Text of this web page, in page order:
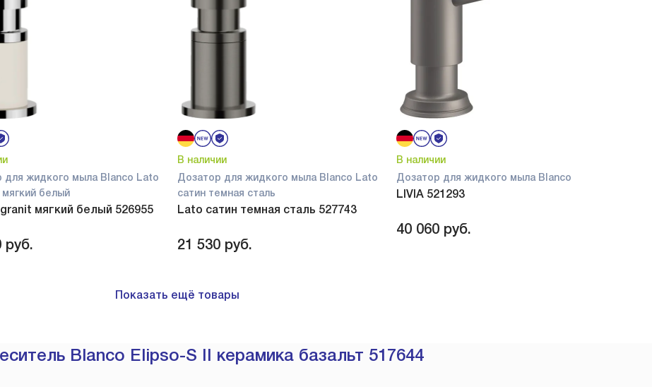
для жидкого мыла Blanco Lato
белый
мягкий белый 526955
руб.
В наличии
Дозатор для жидкого мыла Blanco Lato
сатин темная сталь
Lato сатин темная сталь 527743
21 530 руб.
В наличии
Дозатор для жидкого мыла Blanco
LIVIA 521293
40 060 руб.
Показать ещё товары
Blanco Elipso-S II керамика базальт 517644